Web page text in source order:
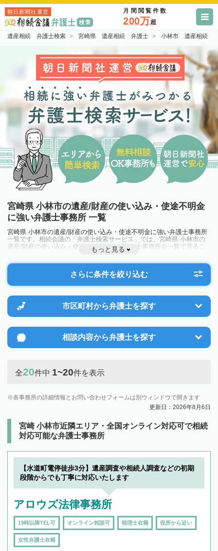
朝日新聞社運営 月間閲覧件数
200万超
遺産相続 弁護士検索 宮崎県 遺産相続 弁護士 小林市 遺産相続
宮崎県 小林市の遺産/財産の使い込み・使途不明金
に強い弁護士事務所 一覧
宮崎県 小林市の遺産/財産の使い込み・使途不明金に強い弁護士事務所
一覧です。相続会議の「弁護士検索サービス」では、宮崎県 小林市の
遺産/財産の使い込み・使途不明金に強い弁護士事務所を一覧で見るこ
とが出来ます。相続のトラブルやお悩みを抱えている方は一度近隣の弁
護士に相談してみましょう。
もっと見る
さらに条件を絞り込む
市区町村から弁護士を探す
相談内容から弁護士を探す
全20件中 1~20件を表示
各事務所の詳細情報とお問い合わせフォームは別ウィンドウで開きます
更新日：2026年8月6日
宮崎 小林市近隣エリア・全国オンライン対応可で相続
対応可能な弁護士事務所
【水道町電停徒歩3分】遺産調査や相続人調査などの初期
段階からでも丁寧に対応いたします
アロウズ法律事務所
19時以降TEL可 オンライン相談可 税理士在籍 役所から近い
女性弁護士在籍